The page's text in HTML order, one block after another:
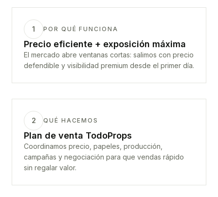
1 POR QUÉ FUNCIONA
Precio eficiente + exposición máxima
El mercado abre ventanas cortas: salimos con precio
defendible y visibilidad premium desde el primer día.
2 QUÉ HACEMOS
Plan de venta TodoProps
Coordinamos precio, papeles, producción,
campañas y negociación para que vendas rápido
sin regalar valor.